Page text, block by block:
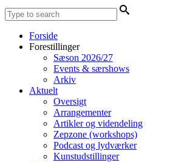
Forside
Forestillinger
Sæson 2026/27
Events & særshows
Arkiv
Aktuelt
Oversigt
Arrangementer
Artikler og videndeling
Zepzone (workshops)
Podcast og lydværker
Kunstudstillinger